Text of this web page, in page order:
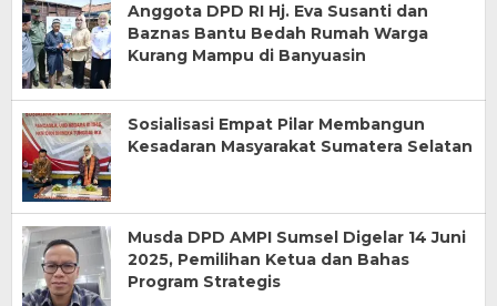
Anggota DPD RI Hj. Eva Susanti dan
Baznas Bantu Bedah Rumah Warga
Kurang Mampu di Banyuasin
Sosialisasi Empat Pilar Membangun
Kesadaran Masyarakat Sumatera Selatan
Musda DPD AMPI Sumsel Digelar 14 Juni
2025, Pemilihan Ketua dan Bahas
Program Strategis